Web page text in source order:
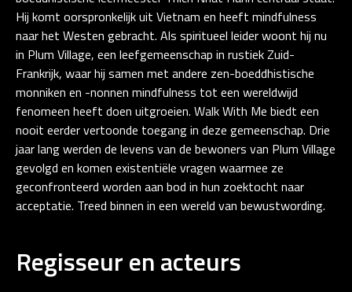
Hij komt oorspronkelijk uit Vietnam en heeft mindfulness
naar het Westen gebracht. Als spiritueel leider woont hij nu
in Plum Village, een leefgemeenschap in rustiek Zuid-
Frankrijk, waar hij samen met andere zen-boeddhistische
monniken en -nonnen mindfulness tot een wereldwijd
fenomeen heeft doen uitgroeien. Walk With Me biedt een
nooit eerder vertoonde toegang in deze gemeenschap. Drie
jaar lang werden de levens van de bewoners van Plum Village
gevolgd en komen existentiële vragen waarmee ze
geconfronteerd worden aan bod in hun zoektocht naar
acceptatie. Treed binnen in een wereld van bewustwording.
Regisseur en acteurs